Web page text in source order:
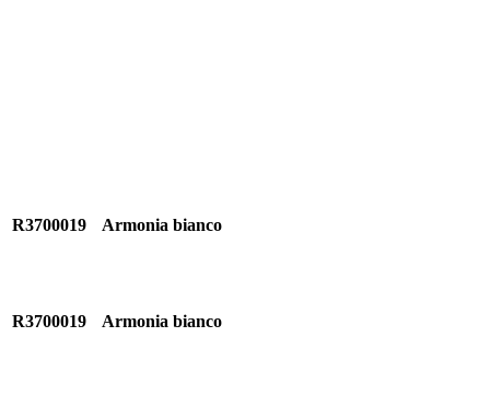
R3700019 Armonia bianco
R3700019 Armonia bianco